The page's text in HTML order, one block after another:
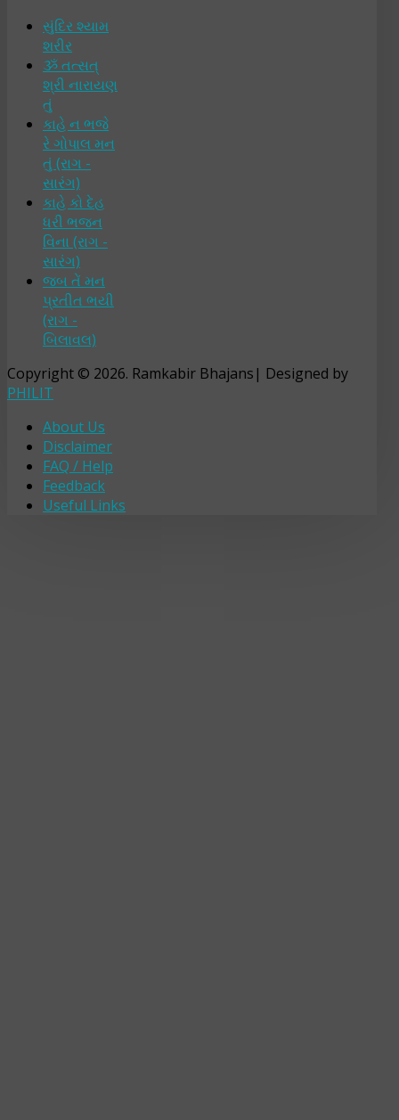
સુંદિર શ્યામ
શરીર
ૐ તત્સત્
શ્રી નારાયણ
તું
કાહે ન ભજે
રે ગોપાલ મન
તું (રાગ -
સારંગ)
કાહે કો દેહ
ધરી ભજન
વિના (રાગ -
સારંગ)
જબ તેં મન
પ્રતીત ભયી
(રાગ -
બિલાવલ)
Copyright © 2026. Ramkabir Bhajans| Designed by
PHILIT
About Us
Disclaimer
FAQ / Help
Feedback
Useful Links